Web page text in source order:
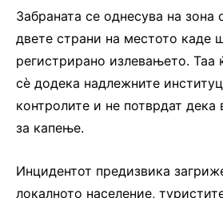
Забраната се однесува на
двете страни на местото каде
регистрирано излевањето. Таа
сè додека надлежните
контролите и не потврдат дека
за капење.
Инцидентот предизвика
локалното население,